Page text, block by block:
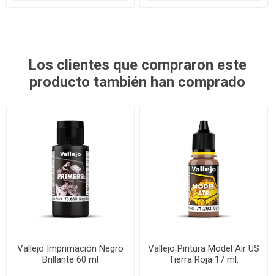
Los clientes que compraron este
producto también han comprado
Vallejo Imprimación Negro
Brillante 60 ml
Vallejo Pintura Model Air US
Tierra Roja 17 ml.